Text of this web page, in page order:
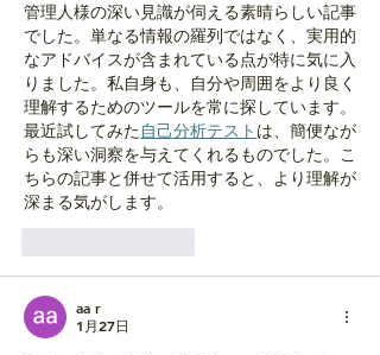
管理人様の深い見識が伺える素晴らしい記事
でした。単なる情報の羅列ではなく、実用的
なアドバイスが含まれている点が特に気に入
りました。私自身も、自分や周囲をより良く
理解するためのツールを常に探しています。
最近試してみた自己分析テスト は、簡便なが
らも深い洞察を与えてくれるものでした。こ
ちらの記事と併せて活用すると、より理解が
深まる気がします。
aa r
1月27日